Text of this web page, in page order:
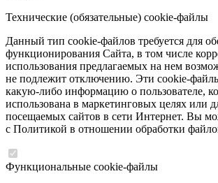
Технические (обязательные) cookie-файлы
Данный тип cookie-файлов требуется для
функционирования Сайта, в том числе
использования предлагаемых на нем
не подлежит отключению. Эти cookie-
какую-либо информацию о пользователе,
использована в маркетинговых целях или
посещаемых сайтов в сети Интернет. Вы
с Политикой в отношении обработки
Функциональные cookie-файлы